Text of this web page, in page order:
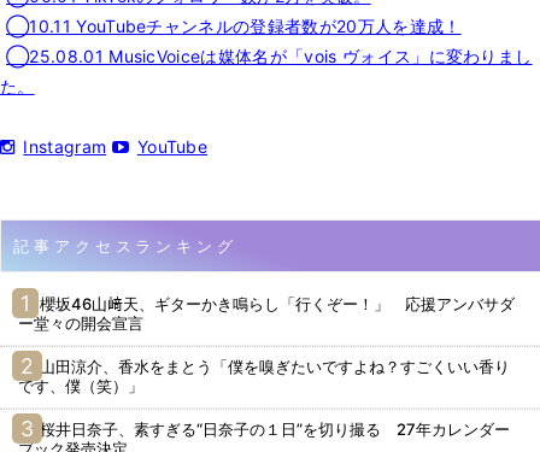
◯10.11 YouTubeチャンネルの登録者数が20万人を達成！
◯25.08.01 MusicVoiceは媒体名が「vois ヴォイス」に変わりまし
た。
Instagram YouTube
記事アクセスランキング
櫻坂46山﨑天、ギターかき鳴らし「行くぞー！」 応援アンバサダ
ー堂々の開会宣言
山田涼介、香水をまとう「僕を嗅ぎたいですよね？すごくいい香り
です、僕（笑）」
桜井日奈子、素すぎる“日奈子の１日”を切り撮る 27年カレンダー